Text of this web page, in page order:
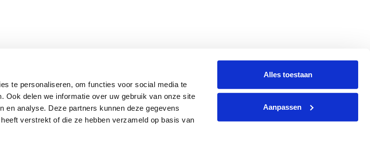
te personaliseren, om functies voor social media te
Ook delen we informatie over uw gebruik van onze site
en analyse. Deze partners kunnen deze gegevens
verstrekt of die ze hebben verzameld op basis van
Alles toestaan
Aanpassen
zich altijd terug Hoe dan?